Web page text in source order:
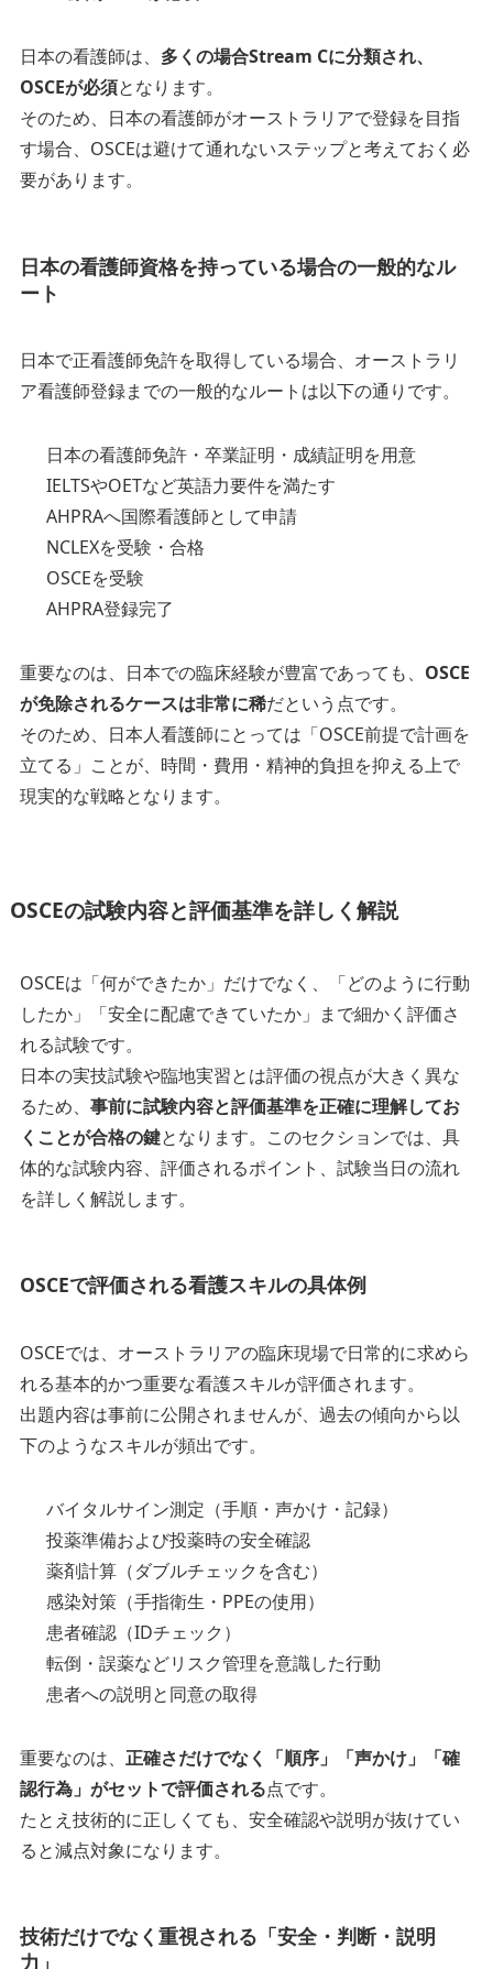
日本の看護師は、 多くの場合Stream Cに分類され、
OSCEが必須となります。
そのため、日本の看護師がオーストラリアで登録を目指
す場合、OSCEは避けて通れないステップと考えておく必
要があります。
日本の看護師資格を持っている場合の一般的なル
ート
日本で正看護師免許を取得している場合、オーストラリ
ア看護師登録までの一般的なルートは以下の通りです。
日本の看護師免許・卒業証明・成績証明を用意
IELTSやOETなど英語力要件を満たす
AHPRAへ国際看護師として申請
NCLEXを受験・合格
OSCEを受験
AHPRA登録完了
重要なのは、日本での臨床経験が豊富であっても、 OSCE
が免除されるケースは非常に稀だという点です。
そのため、日本人看護師にとっては「OSCE前提で計画を
立てる」ことが、時間・費用・精神的負担を抑える上で
現実的な戦略となります。
OSCEの試験内容と評価基準を詳しく解説
OSCEは「何ができたか」だけでなく、「どのように行動
したか」「安全に配慮できていたか」まで細かく評価さ
れる試験です。
日本の実技試験や臨地実習とは評価の視点が大きく異な
るため、 事前に試験内容と評価基準を正確に理解してお
くことが合格の鍵となります。このセクションでは、具
体的な試験内容、評価されるポイント、試験当日の流れ
を詳しく解説します。
OSCEで評価される看護スキルの具体例
OSCEでは、オーストラリアの臨床現場で日常的に求めら
れる基本的かつ重要な看護スキルが評価されます。
出題内容は事前に公開されませんが、過去の傾向から以
下のようなスキルが頻出です。
バイタルサイン測定（手順・声かけ・記録）
投薬準備および投薬時の安全確認
薬剤計算（ダブルチェックを含む）
感染対策（手指衛生・PPEの使用）
患者確認（IDチェック）
転倒・誤薬などリスク管理を意識した行動
患者への説明と同意の取得
重要なのは、 正確さだけでなく「順序」「声かけ」「確
認行為」がセットで評価される点です。
たとえ技術的に正しくても、安全確認や説明が抜けてい
ると減点対象になります。
技術だけでなく重視される「安全・判断・説明
力」